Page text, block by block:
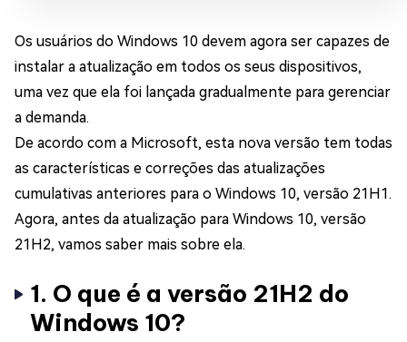
Os usuários do Windows 10 devem agora ser capazes de
instalar a atualização em todos os seus dispositivos,
uma vez que ela foi lançada gradualmente para gerenciar
a demanda.
De acordo com a Microsoft, esta nova versão tem todas
as características e correções das atualizações
cumulativas anteriores para o Windows 10, versão 21H1.
Agora, antes da atualização para Windows 10, versão
21H2, vamos saber mais sobre ela.
1. O que é a versão 21H2 do
Windows 10?